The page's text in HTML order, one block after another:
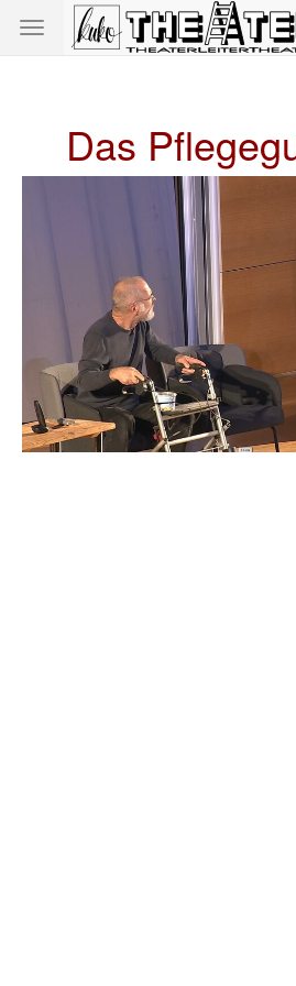
Toggle
navigation
Das